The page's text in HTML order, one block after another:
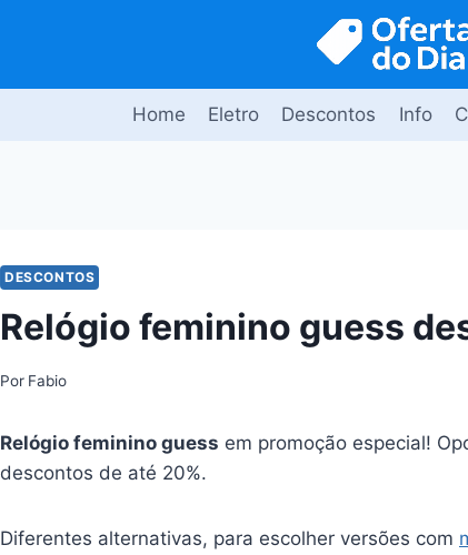
Home Eletro Descontos Info
DESCONTOS
Relógio feminino guess
Por Fabio
Relógio feminino guess em promoção especial!
descontos de até 20%.
Diferentes alternativas, para escolher versões com